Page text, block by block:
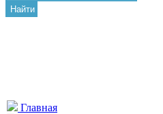
Найти
Главная